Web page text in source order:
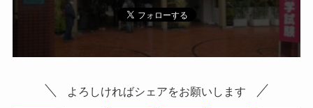
よろしければシェアをお願いします